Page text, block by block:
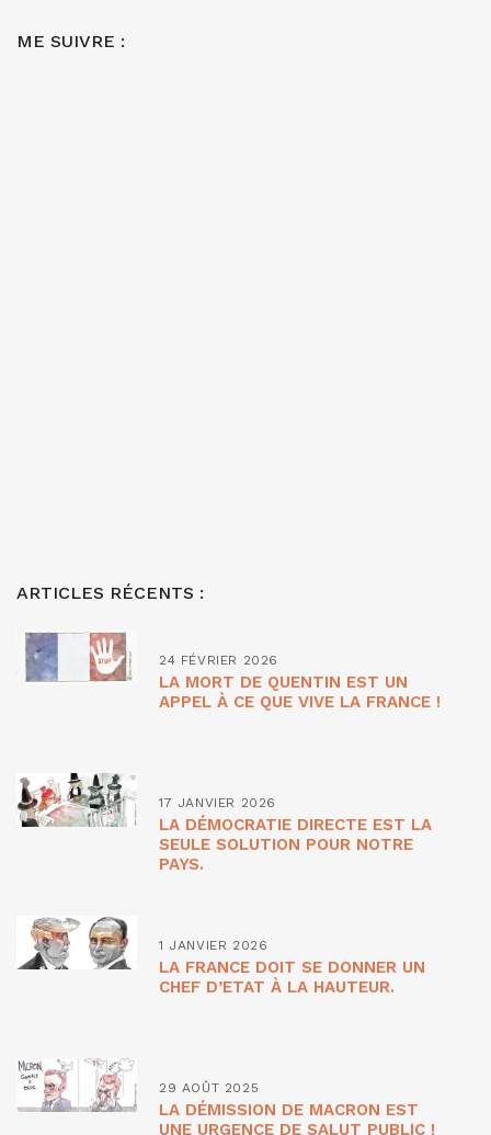
ME SUIVRE :
ARTICLES RÉCENTS :
24 FÉVRIER 2026
LA MORT DE QUENTIN EST UN
APPEL À CE QUE VIVE LA FRANCE !
17 JANVIER 2026
LA DÉMOCRATIE DIRECTE EST LA
SEULE SOLUTION POUR NOTRE
PAYS.
1 JANVIER 2026
LA FRANCE DOIT SE DONNER UN
CHEF D’ETAT À LA HAUTEUR.
29 AOÛT 2025
LA DÉMISSION DE MACRON EST
UNE URGENCE DE SALUT PUBLIC !